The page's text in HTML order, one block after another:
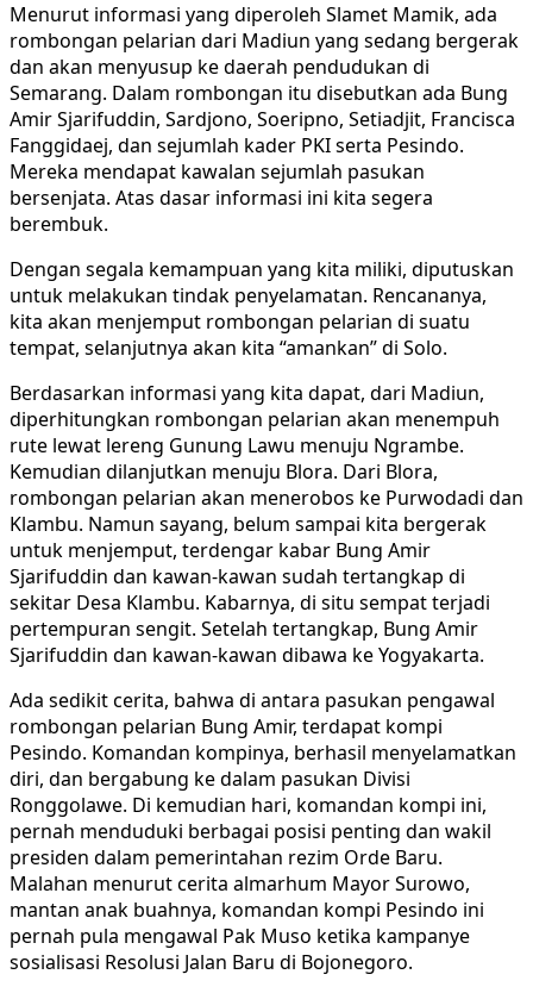
Menurut informasi yang diperoleh Slamet Mamik, ada
rombongan pelarian dari Madiun yang sedang bergerak
dan akan menyusup ke daerah pendudukan di
Semarang. Dalam rombongan itu disebutkan ada Bung
Amir Sjarifuddin, Sardjono, Soeripno, Setiadjit, Francisca
Fanggidaej, dan sejumlah kader PKI serta Pesindo.
Mereka mendapat kawalan sejumlah pasukan
bersenjata. Atas dasar informasi ini kita segera
berembuk.
Dengan segala kemampuan yang kita miliki, diputuskan
untuk melakukan tindak penyelamatan. Rencananya,
kita akan menjemput rombongan pelarian di suatu
tempat, selanjutnya akan kita “amankan” di Solo.
Berdasarkan informasi yang kita dapat, dari Madiun,
diperhitungkan rombongan pelarian akan menempuh
rute lewat lereng Gunung Lawu menuju Ngrambe.
Kemudian dilanjutkan menuju Blora. Dari Blora,
rombongan pelarian akan menerobos ke Purwodadi dan
Klambu. Namun sayang, belum sampai kita bergerak
untuk menjemput, terdengar kabar Bung Amir
Sjarifuddin dan kawan-kawan sudah tertangkap di
sekitar Desa Klambu. Kabarnya, di situ sempat terjadi
pertempuran sengit. Setelah tertangkap, Bung Amir
Sjarifuddin dan kawan-kawan dibawa ke Yogyakarta.
Ada sedikit cerita, bahwa di antara pasukan pengawal
rombongan pelarian Bung Amir, terdapat kompi
Pesindo. Komandan kompinya, berhasil menyelamatkan
diri, dan bergabung ke dalam pasukan Divisi
Ronggolawe. Di kemudian hari, komandan kompi ini,
pernah menduduki berbagai posisi penting dan wakil
presiden dalam pemerintahan rezim Orde Baru.
Malahan menurut cerita almarhum Mayor Surowo,
mantan anak buahnya, komandan kompi Pesindo ini
pernah pula mengawal Pak Muso ketika kampanye
sosialisasi Resolusi Jalan Baru di Bojonegoro.